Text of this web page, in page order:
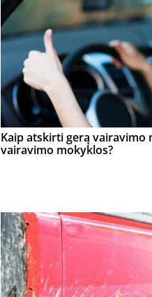
Kaip atskirti gerą vairavimo
vairavimo mokyklos?